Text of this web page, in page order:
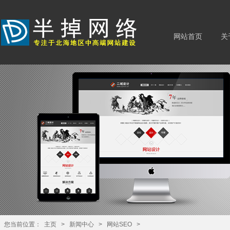
网站首页 关
您当前位置： 主页 > 新闻中心 > 网站SEO >